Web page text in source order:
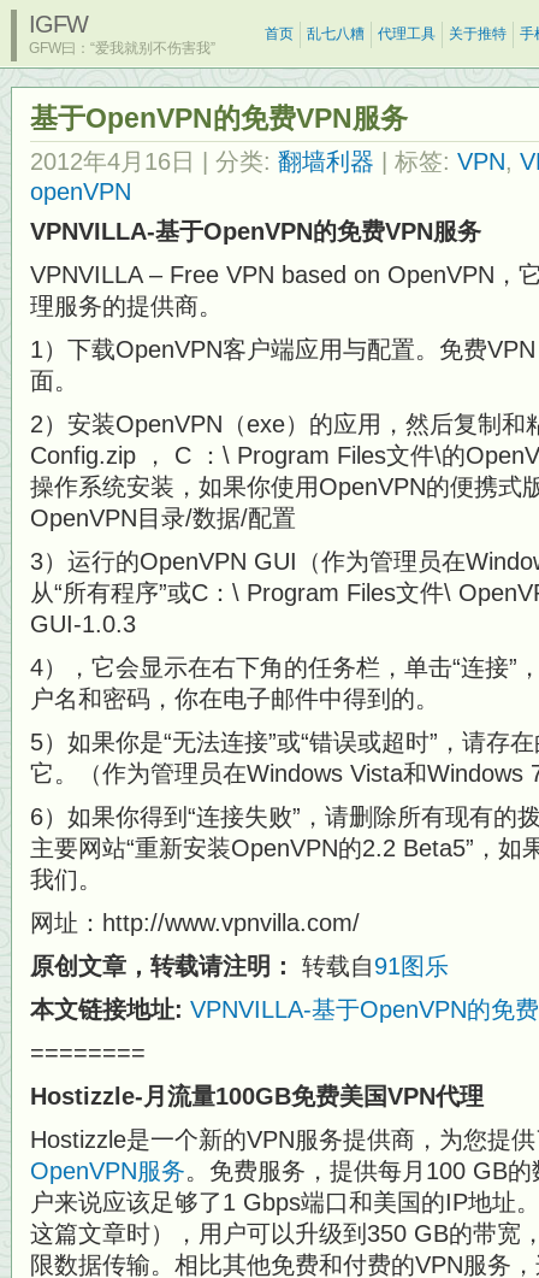
IGFW
GFW曰：“爱我就别不伤害我”
首页 乱七八糟 代理工具 关于推特 手
基于OpenVPN的免费VPN服务
2012年4月16日 | 分类: 翻墙利器 | 标签: VPN,
openVPN
VPNVILLA-基于OpenVPN的免费VPN服务
VPNVILLA – Free VPN based on OpenVPN，
理服务的提供商。
1）下载OpenVPN客户端应用与配置。免费
面。
2）安装OpenVPN（exe）的应用，然后复制和
Config.zip ， C ：\ Program Files文件\的
操作系统安装，如果你使用OpenVPN的便携式
OpenVPN目录/数据/配置
3）运行的OpenVPN GUI（作为管理员在
从“所有程序”或C：\ Program Files文件\
GUI-1.0.3
4），它会显示在右下角的任务栏，单击“连接”
户名和密码，你在电子邮件中得到的。
5）如果你是“无法连接”或“错误或超时”，请存
它。（作为管理员在Windows Vista和Windows
6）如果你得到“连接失败”，请删除所有现有的
主要网站“重新安装OpenVPN的2.2 Beta5”，如
我们。
网址：http://www.vpnvilla.com/
原创文章，转载请注明：
转载自91图乐
本文链接地址: VPNVILLA-基于OpenVPN的免
========
Hostizzle-月流量100GB免费美国VPN代理
Hostizzle是一个新的VPN服务提供商，为您提
OpenVPN服务。免费服务，提供每月100 GB
户来说应该足够了1 Gbps端口和美国的IP地址
这篇文章时），用户可以升级到350 GB的带宽
限数据传输。相比其他免费和付费的VPN服务